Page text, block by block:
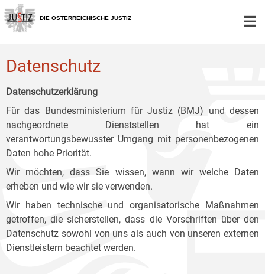
Zur
Hauptnavigation
[1]
Zum
Inhalt
[2]
Zum
Untermenü
[3]
DIE ÖSTERREICHISCHE JUSTIZ
Datenschutz
Datenschutzerklärung
Für das Bundesministerium für Justiz (BMJ) und dessen
nachgeordnete Dienststellen hat ein
verantwortungsbewusster Umgang mit personenbezogenen
Daten hohe Priorität.
Wir möchten, dass Sie wissen, wann wir welche Daten
erheben und wie wir sie verwenden.
Wir haben technische und organisatorische Maßnahmen
getroffen, die sicherstellen, dass die Vorschriften über den
Datenschutz sowohl von uns als auch von unseren externen
Dienstleistern beachtet werden.